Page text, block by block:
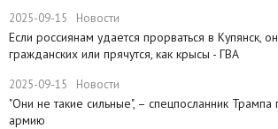
2025-09-15 Новости
Если россиянам удается прорваться в Купянск,
гражданских или прячутся, как крысы - ГВА
2025-09-15 Новости
"Они не такие сильные", – спецпосланник Трампа
армию